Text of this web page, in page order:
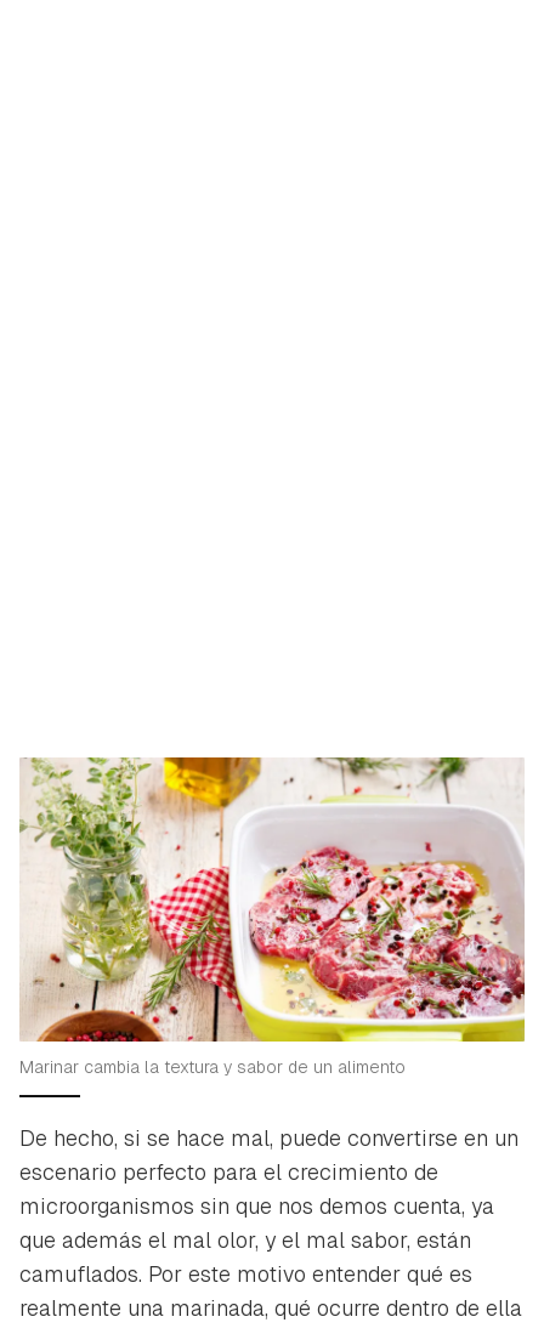
Marinar cambia la textura y sabor de un alimento
De hecho, si se hace mal, puede convertirse en un
escenario perfecto para el crecimiento de
microorganismos sin que nos demos cuenta, ya
que además el mal olor, y el mal sabor, están
camuflados. Por este motivo entender qué es
realmente una marinada, qué ocurre dentro de ella